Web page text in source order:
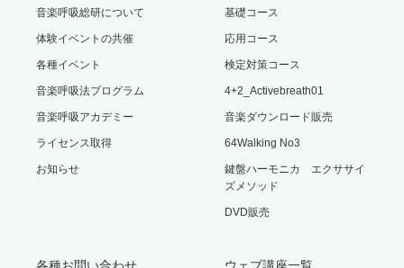
音楽呼吸総研について
体験イベントの共催
各種イベント
音楽呼吸法プログラム
音楽呼吸アカデミー
ライセンス取得
お知らせ
基礎コース
応用コース
検定対策コース
4+2_Activebreath01
音楽ダウンロード販売
64Walking No3
鍵盤ハーモニカ エクササイ
ズメソッド
DVD販売